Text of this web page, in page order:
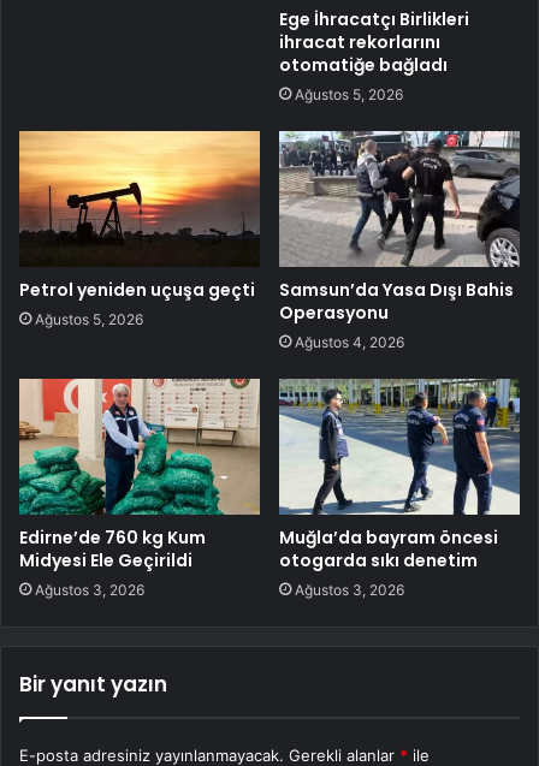
Ege İhracatçı Birlikleri
ihracat rekorlarını
otomatiğe bağladı
Ağustos 5, 2026
Petrol yeniden uçuşa geçti
Ağustos 5, 2026
Samsun’da Yasa Dışı Bahis
Operasyonu
Ağustos 4, 2026
Edirne’de 760 kg Kum
Midyesi Ele Geçirildi
Ağustos 3, 2026
Muğla’da bayram öncesi
otogarda sıkı denetim
Ağustos 3, 2026
Bir yanıt yazın
E-posta adresiniz yayınlanmayacak. Gerekli alanlar * ile